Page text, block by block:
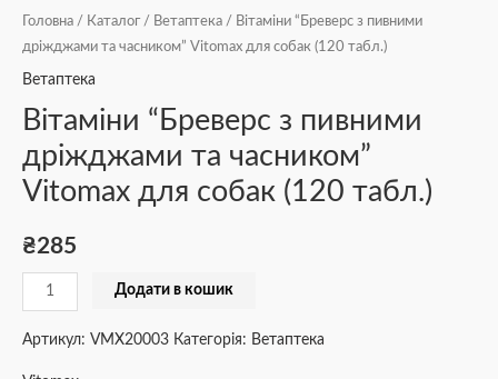
Головна / Каталог / Ветаптека / Вітаміни “Бреверс з пивними
дріжджами та часником” Vitomax для собак (120 табл.)
Ветаптека
Вітаміни “Бреверс з пивними
дріжджами та часником”
Vitomax для собак (120 табл.)
₴285
Додати в кошик
Артикул: VMX20003 Категорія: Ветаптека